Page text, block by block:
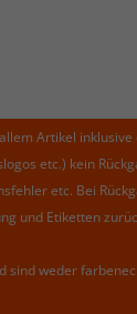
Artikel inklusive
etc.) kein
etc. Bei
und Etiketten
sind weder